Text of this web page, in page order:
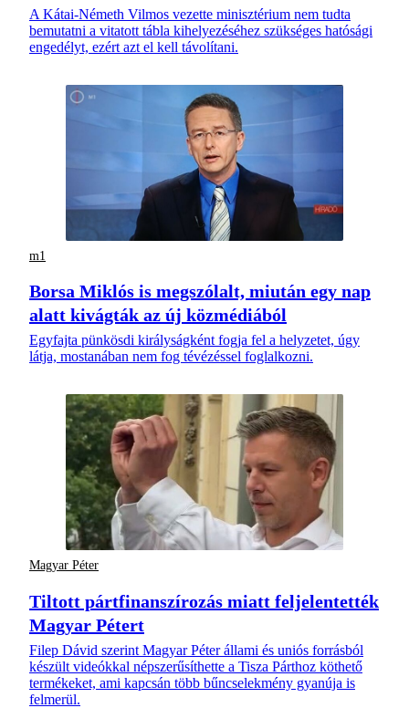
A Kátai-Németh Vilmos vezette minisztérium nem tudta
bemutatni a vitatott tábla kihelyezéséhez szükséges hatósági
engedélyt, ezért azt el kell távolítani.
m1
Borsa Miklós is megszólalt, miután egy nap
alatt kivágták az új közmédiából
Egyfajta pünkösdi királyságként fogja fel a helyzetet, úgy
látja, mostanában nem fog tévézéssel foglalkozni.
Magyar Péter
Tiltott pártfinanszírozás miatt feljelentették
Magyar Pétert
Filep Dávid szerint Magyar Péter állami és uniós forrásból
készült videókkal népszerűsíthette a Tisza Párthoz köthető
termékeket, ami kapcsán több bűncselekmény gyanúja is
felmerül.